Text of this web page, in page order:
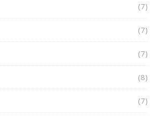
(7)
(7)
(7)
(8)
(7)